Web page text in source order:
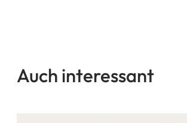
Auch interessant